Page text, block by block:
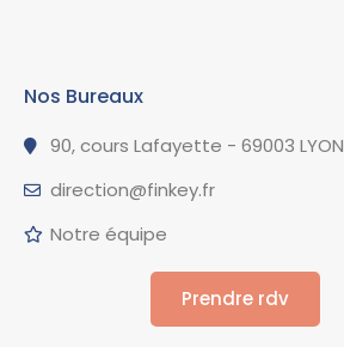
Nos Bureaux
90, cours Lafayette - 69003 LYON
direction@finkey.fr
Notre équipe
Prendre rdv